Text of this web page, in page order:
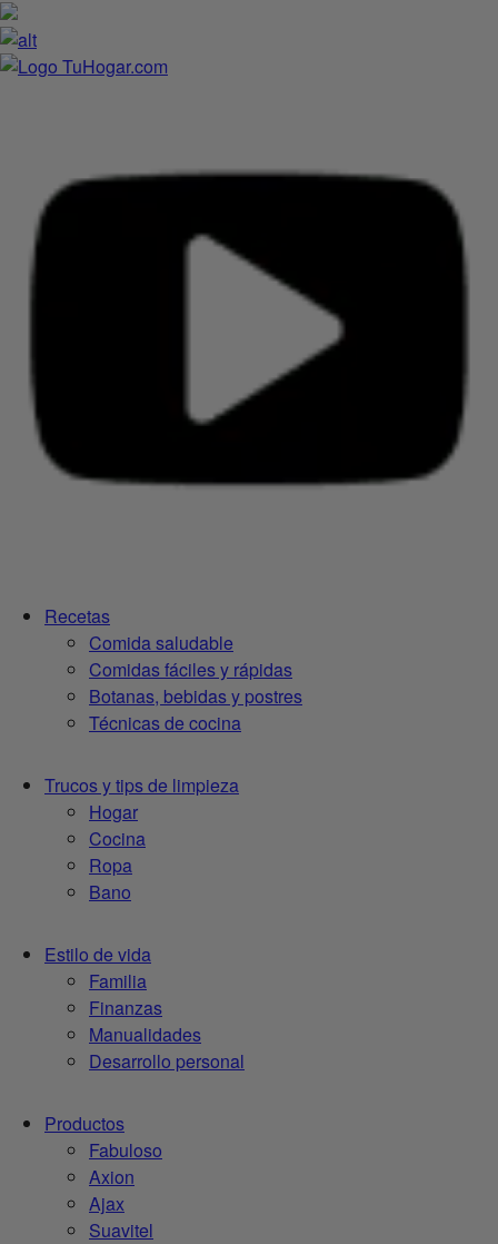
Recetas
Comida saludable
Comidas fáciles y rápidas
Botanas, bebidas y postres
Técnicas de cocina
Trucos y tips de limpieza
Hogar
Cocina
Ropa
Bano
Estilo de vida
Familia
Finanzas
Manualidades
Desarrollo personal
Productos
Fabuloso
Axion
Ajax
Suavitel